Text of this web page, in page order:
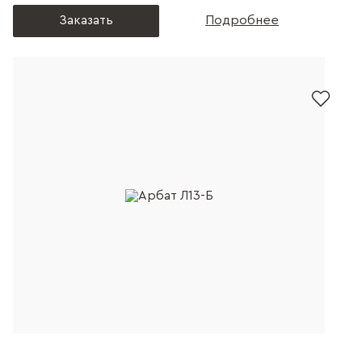
Заказать Подробнее